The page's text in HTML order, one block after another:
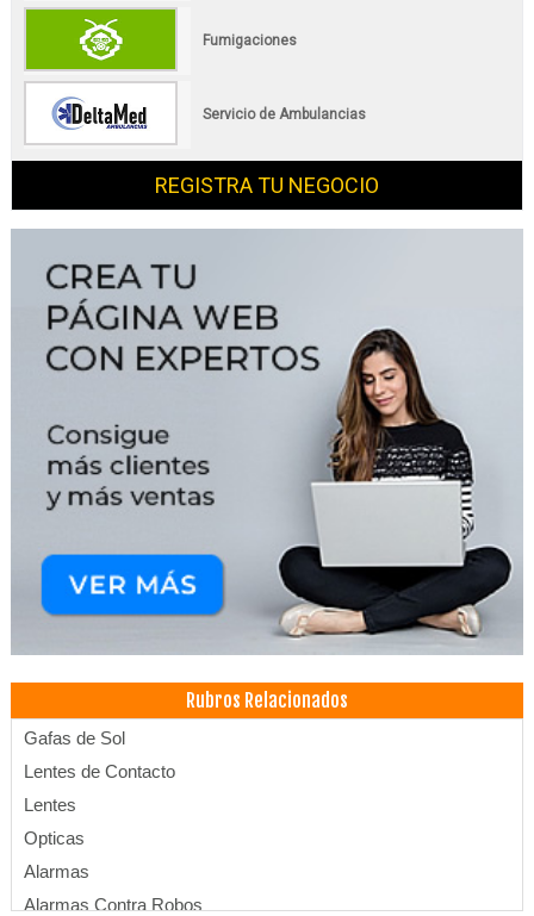
Fumigaciones
Servicio de Ambulancias
REGISTRA TU NEGOCIO
Rubros Relacionados
Gafas de Sol
Lentes de Contacto
Lentes
Opticas
Alarmas
Alarmas Contra Robos